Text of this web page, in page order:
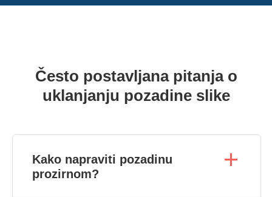
Često postavljana pitanja o
uklanjanju pozadine slike
Kako napraviti pozadinu
prozirnom?